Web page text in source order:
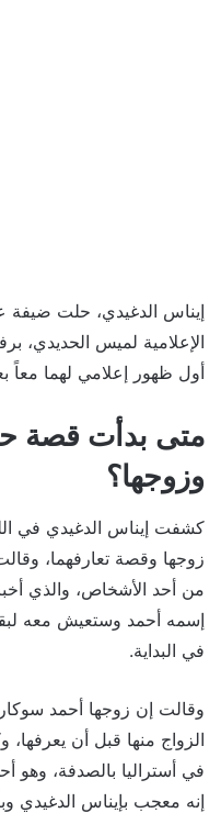
إيناس الدغيدي، حلت ضيفة
الإعلامية لميس الحديدي،
أول ظهور إعلامي لهما معاً
متى بدأت قصة
وزوجها؟
كشفت إيناس الدغيدي في
زوجها وقصة تعارفهما،
من أحد الأشخاص، والذي
إسمه أحمد وستعيش معه
في البداية.
وقالت إن زوجها أحمد
الزواج منها قبل أن
في أستراليا بالصدفة، وهو
إنه معجب بإيناس الدغيدي